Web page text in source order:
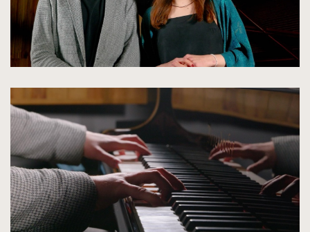
spowoduje
powiększenie
zdjęcia
rozmiarów
oryginalnych